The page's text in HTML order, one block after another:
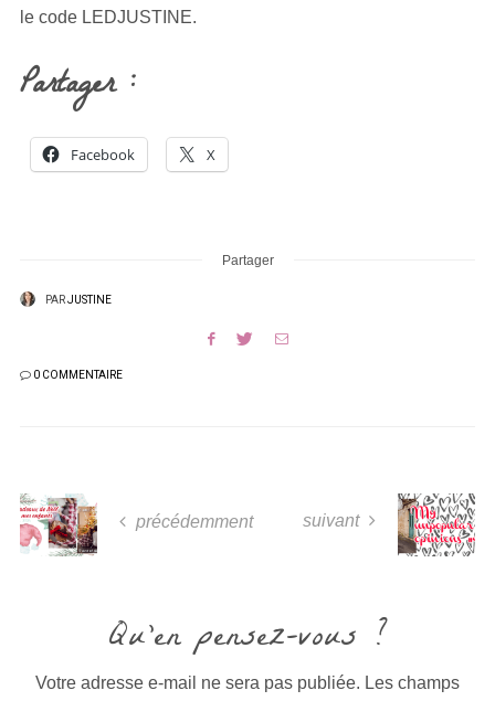
le code LEDJUSTINE.
Partager :
Facebook X
Partager
PARJUSTINE
0 COMMENTAIRE
précédemment suivant
Qu'en pensez-vous ?
Votre adresse e-mail ne sera pas publiée. Les champs